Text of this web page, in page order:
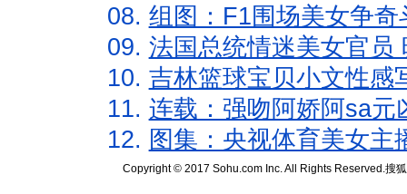
08. 组图：F1围场美女争
09. 法国总统情迷美女官员
10. 吉林篮球宝贝小文性感
11. 连载：强吻阿娇阿sa元
12. 图集：央视体育美女主
Copyright © 2017 Sohu.com Inc. All Rights Reserved.搜